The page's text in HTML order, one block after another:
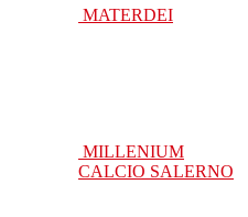
MATERDEI
MILLENIUM
CALCIO SALERNO